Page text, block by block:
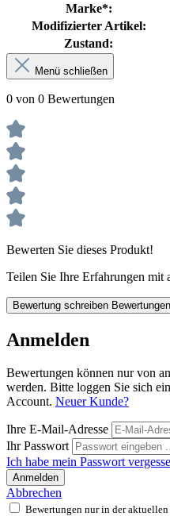
Marke*:
Modifizierter Artikel:
Zustand:
Menü schließen
0 von 0 Bewertungen
Bewerten Sie dieses Produkt!
Teilen Sie Ihre Erfahrungen mit
Bewertung schreiben
Anmelden
Bewertungen können nur von
werden. Bitte loggen Sie sich
Account. Neuer Kunde?
Ihre E-Mail-Adresse
Ihr Passwort
Ich habe mein Passwort
Anmelden
Abbrechen
Bewertungen nur in der aktuellen